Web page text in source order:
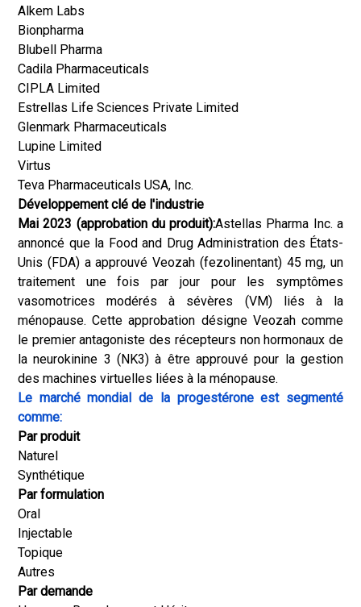
Alkem Labs
Bionpharma
Blubell Pharma
Cadila Pharmaceuticals
CIPLA Limited
Estrellas Life Sciences Private Limited
Glenmark Pharmaceuticals
Lupine Limited
Virtus
Teva Pharmaceuticals USA, Inc.
Développement clé de l'industrie
Mai 2023 (approbation du produit):Astellas Pharma Inc. a
annoncé que la Food and Drug Administration des États-
Unis (FDA) a approuvé Veozah (fezolinentant) 45 mg, un
traitement une fois par jour pour les symptômes
vasomotrices modérés à sévères (VM) liés à la
ménopause. Cette approbation désigne Veozah comme
le premier antagoniste des récepteurs non hormonaux de
la neurokinine 3 (NK3) à être approuvé pour la gestion
des machines virtuelles liées à la ménopause.
Le marché mondial de la progestérone est segmenté
comme:
Par produit
Naturel
Synthétique
Par formulation
Oral
Injectable
Topique
Autres
Par demande